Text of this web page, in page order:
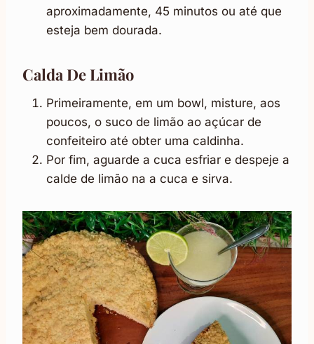
aproximadamente, 45 minutos ou até que
esteja bem dourada.
Calda De Limão
Primeiramente, em um bowl, misture, aos
poucos, o suco de limão ao açúcar de
confeiteiro até obter uma caldinha.
Por fim, aguarde a cuca esfriar e despeje a
calde de limão na a cuca e sirva.